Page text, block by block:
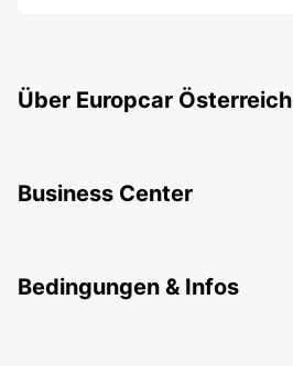
Über Europcar Österreich
Business Center
Bedingungen & Infos